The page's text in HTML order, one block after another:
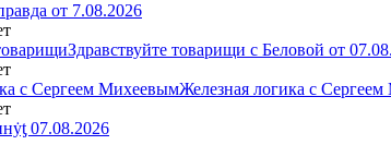
от 7.08.2026
Здравствуйте товарищи с Беловой от
Железная логика с
07.08.2026